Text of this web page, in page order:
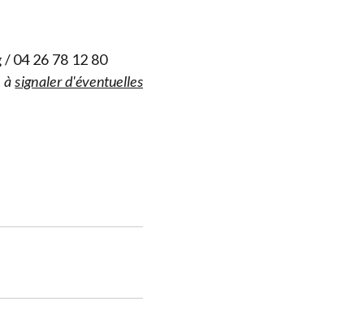
/ 04 26 78 12 80
àsignaler d'éventuelles